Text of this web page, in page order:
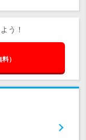
う！
）